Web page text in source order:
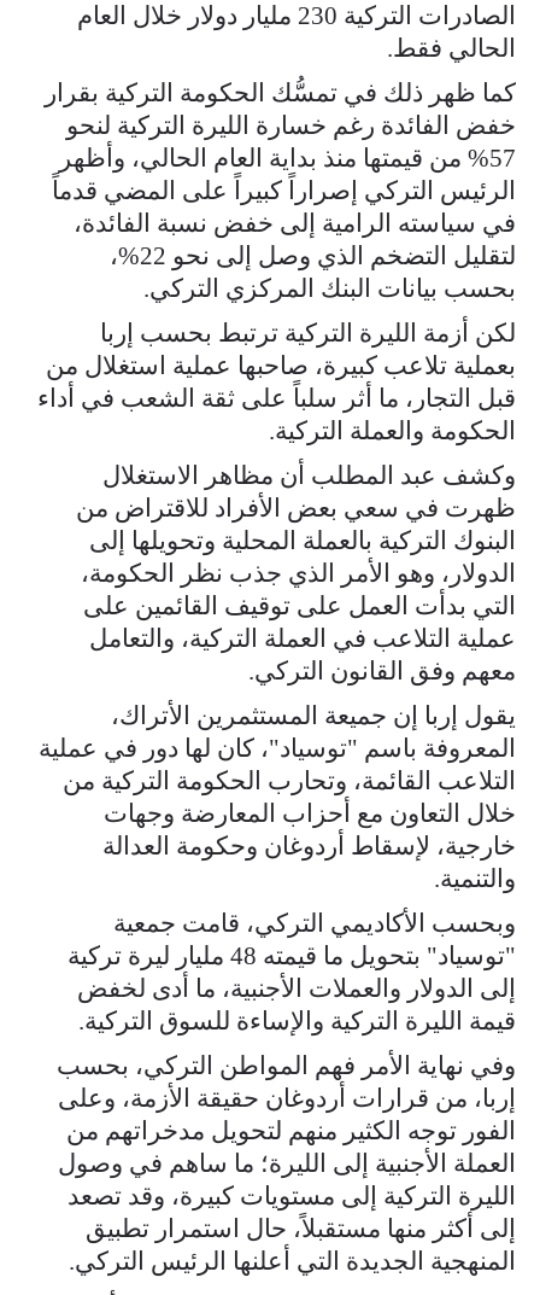
الصادرات التركية 230 مليار دولار خلال العام
الحالي فقط.
كما ظهر ذلك في تمسُّك الحكومة التركية بقرار
خفض الفائدة رغم خسارة الليرة التركية لنحو
57% من قيمتها منذ بداية العام الحالي، وأظهر
الرئيس التركي إصراراً كبيراً على المضي قدماً
في سياسته الرامية إلى خفض نسبة الفائدة،
لتقليل التضخم الذي وصل إلى نحو 22%،
بحسب بيانات البنك المركزي التركي.
لكن أزمة الليرة التركية ترتبط بحسب إربا
بعملية تلاعب كبيرة، صاحبها عملية استغلال من
قبل التجار، ما أثر سلباً على ثقة الشعب في أداء
الحكومة والعملة التركية.
وكشف عبد المطلب أن مظاهر الاستغلال
ظهرت في سعي بعض الأفراد للاقتراض من
البنوك التركية بالعملة المحلية وتحويلها إلى
الدولار، وهو الأمر الذي جذب نظر الحكومة،
التي بدأت العمل على توقيف القائمين على
عملية التلاعب في العملة التركية، والتعامل
معهم وفق القانون التركي.
يقول إربا إن جميعة المستثمرين الأتراك،
المعروفة باسم "توسياد"، كان لها دور في عملية
التلاعب القائمة، وتحارب الحكومة التركية من
خلال التعاون مع أحزاب المعارضة وجهات
خارجية، لإسقاط أردوغان وحكومة العدالة
والتنمية.
وبحسب الأكاديمي التركي، قامت جمعية
"توسياد" بتحويل ما قيمته 48 مليار ليرة تركية
إلى الدولار والعملات الأجنبية، ما أدى لخفض
قيمة الليرة التركية والإساءة للسوق التركية.
وفي نهاية الأمر فهم المواطن التركي، بحسب
إربا، من قرارات أردوغان حقيقة الأزمة، وعلى
الفور توجه الكثير منهم لتحويل مدخراتهم من
العملة الأجنبية إلى الليرة؛ ما ساهم في وصول
الليرة التركية إلى مستويات كبيرة، وقد تصعد
إلى أكثر منها مستقبلاً، حال استمرار تطبيق
المنهجية الجديدة التي أعلنها الرئيس التركي.